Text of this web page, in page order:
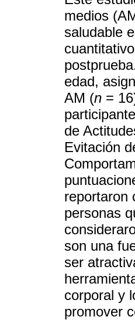
medios
saludable
edad,
AM (n =
de
Evitación
reportaron
personas
son una
ser
corporal y
promover